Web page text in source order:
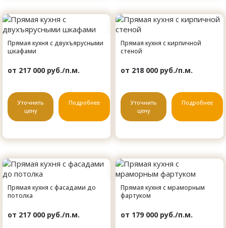
Прямая кухня с двухъярусными
шкафами
от 217 000 руб./п.м.
Уточнить
цену
Подробнее
Прямая кухня с кирпичной
стеной
от 218 000 руб./п.м.
Уточнить
цену
Подробнее
Прямая кухня с фасадами до
потолка
от 217 000 руб./п.м.
Прямая кухня с мраморным
фартуком
от 179 000 руб./п.м.